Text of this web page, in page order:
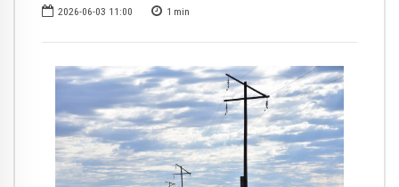
2026-06-03 11:00 1 min